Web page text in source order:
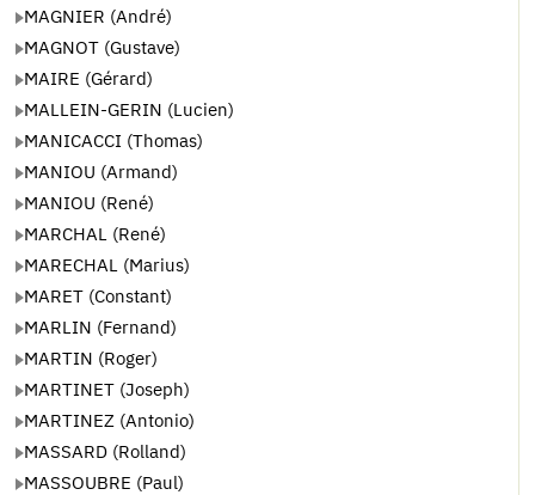
MAGNIER (André)
MAGNOT (Gustave)
MAIRE (Gérard)
MALLEIN-GERIN (Lucien)
MANICACCI (Thomas)
MANIOU (Armand)
MANIOU (René)
MARCHAL (René)
MARECHAL (Marius)
MARET (Constant)
MARLIN (Fernand)
MARTIN (Roger)
MARTINET (Joseph)
MARTINEZ (Antonio)
MASSARD (Rolland)
MASSOUBRE (Paul)